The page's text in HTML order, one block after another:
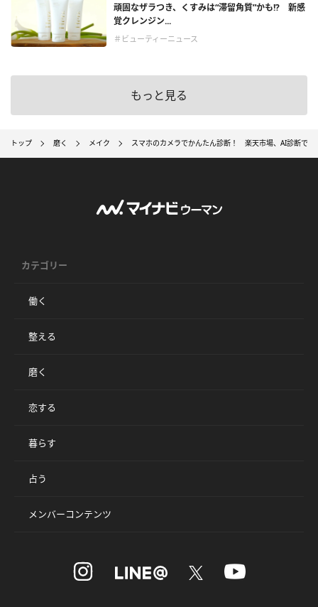
頑固なザラつき、くすみは“滞留角質”かも!? 新感
覚クレンジン...
＃ビューティーニュース
もっと見る
トップ 磨く メイク スマホのカメラでかんたん診断！ 楽天市場、AI診断で
カテゴリー
働く
整える
磨く
恋する
暮らす
占う
メンバーコンテンツ